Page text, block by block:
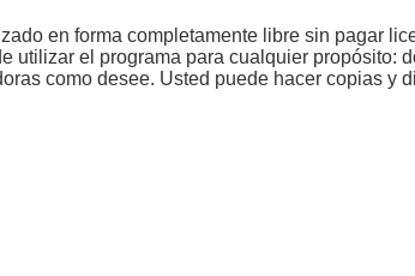
en forma completamente libre sin pagar
utilizar el programa para cualquier propósito:
como desee. Usted puede hacer copias y